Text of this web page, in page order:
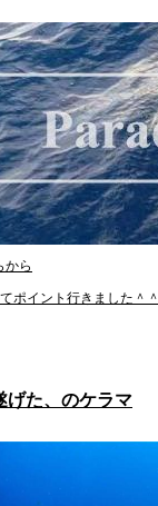
から
ポイント行きました＾＾
げた、のケラマ